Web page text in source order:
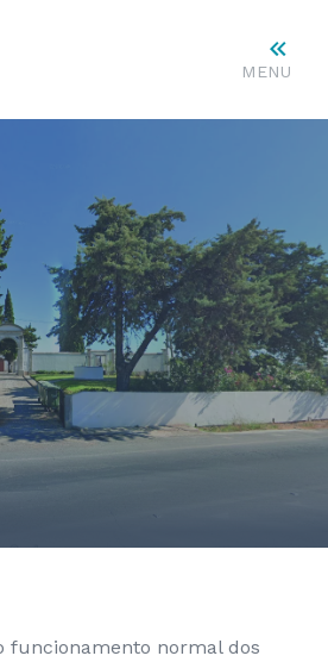
MENU
funcionamento normal dos